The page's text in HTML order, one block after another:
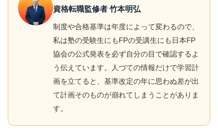
資格転職監修者 竹本明弘
制度や合格基準は年度によって変わるので、
私は塾の受験生にもFPの受講生にも日本FP
協会の公式発表を必ず自分の目で確認するよ
う伝えています。人づての情報だけで学習計
画を立てると、基準改定の年に思わぬ差が出
て計画そのものが崩れてしまうことがありま
す。